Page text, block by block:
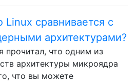
​​Linux сравнивается с
архитектурами?
прочитал, что одним из
архитектуры микроядра
что вы можете